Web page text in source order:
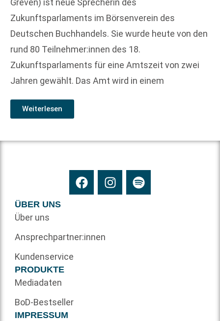
Zukunftsparlaments im Börsenverein des
Deutschen Buchhandels. Sie wurde heute von den
rund 80 Teilnehmer:innen des 18.
Zukunftsparlaments für eine Amtszeit von zwei
Jahren gewählt. Das Amt wird in einem
Weiterlesen
ÜBER UNS
Über uns
Ansprechpartner:innen
Kundenservice
PRODUKTE
Mediadaten
BoD-Bestseller
IMPRESSUM